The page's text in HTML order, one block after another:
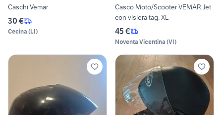
Caschi Vemar
30 €
Cecina (LI)
Casco Moto/Scooter VEMAR Jet
con visiera tag. XL
45 €
Noventa Vicentina (VI)